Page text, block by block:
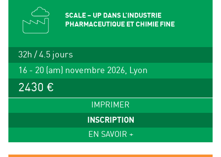
SCALE – UP DANS L’INDUSTRIE
PHARMACEUTIQUE ET CHIMIE FINE
32h / 4.5 jours
16 - 20 (am) novembre 2026, Lyon
2430 €
IMPRIMER
INSCRIPTION
EN SAVOIR +